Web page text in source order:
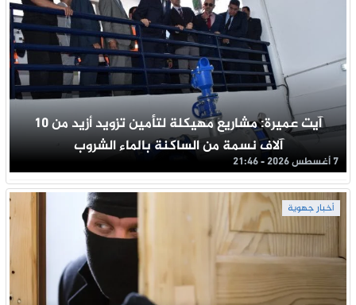
آيت عميرة: مشاريع مهيكلة لتأمين تزويد أزيد من 10
آلاف نسمة من الساكنة بالماء الشروب
7 أغسطس 2026 - 21:46
أخبار جهوية